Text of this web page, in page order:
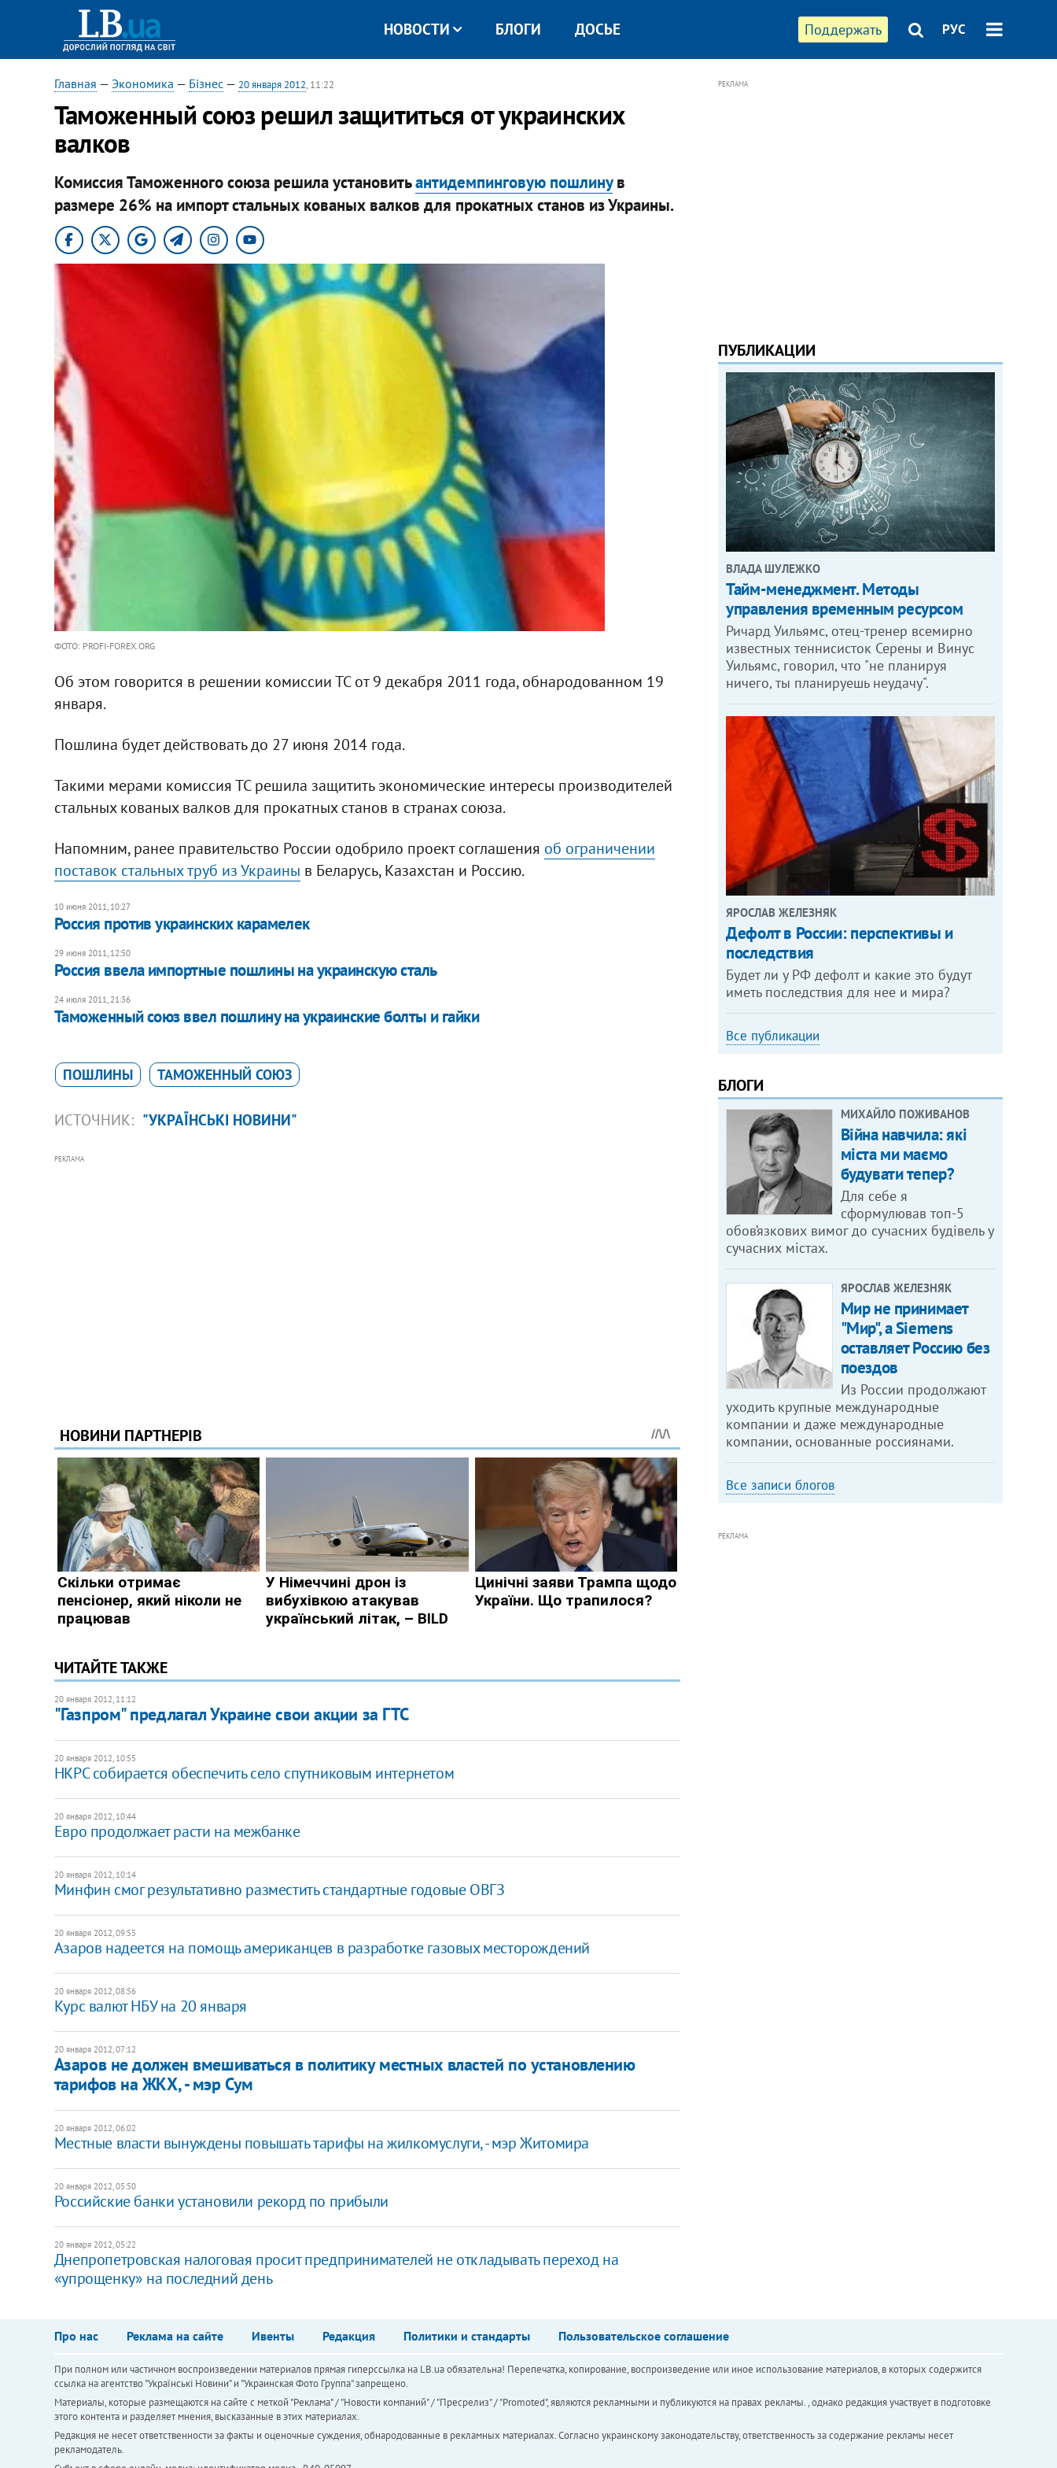
Поддержать РУС
НОВОСТИ БЛОГИ ДОСЬЕ
Главная — Экономика — Бізнес— 20 января 2012, 11:22
Таможенный союз решил защититься от украинских
валков
Комиссия Таможенного союза решила установитьантидемпинговую пошлинув
размере 26% на импорт стальных кованых валков для прокатных станов из Украины.
ФОТО: PROFI-FOREX.ORG
Об этом говорится в решении комиссии ТС от 9 декабря 2011 года, обнародованном 19
января.
Пошлина будет действовать до 27 июня 2014 года.
Такими мерами комиссия ТС решила защитить экономические интересы производителей
стальных кованых валков для прокатных станов в странах союза.
Напомним, ранее правительство России одобрило проект соглашения об ограничении
поставок стальных труб из Украины в Беларусь, Казахстан и Россию.
10 июня 2011, 10:27
Россия против украинских карамелек
29 июня 2011, 12:50
Россия ввела импортные пошлины на украинскую сталь
24 июля 2011, 21:36
Таможенный союз ввел пошлину на украинские болты и гайки
ПОШЛИНЫ ТАМОЖЕННЫЙ СОЮЗ
ИСТОЧНИК: "УКРАЇНСЬКІ НОВИНИ"
РЕКЛАМА
ЧИТАЙТЕ ТАКЖЕ
20 января 2012, 11:12
"Газпром" предлагал Украине свои акции за ГТС
20 января 2012, 10:55
НКРС собирается обеспечить село спутниковым интернетом
20 января 2012, 10:44
Евро продолжает расти на межбанке
20 января 2012, 10:14
Минфин смог результативно разместить стандартные годовые ОВГЗ
20 января 2012, 09:55
Азаров надеется на помощь американцев в разработке газовых месторождений
20 января 2012, 08:56
Курс валют НБУ на 20 января
20 января 2012, 07:12
Азаров не должен вмешиваться в политику местных властей по установлению
тарифов на ЖКХ, - мэр Сум
20 января 2012, 06:02
Местные власти вынуждены повышать тарифы на жилкомуслуги, - мэр Житомира
20 января 2012, 05:50
Российские банки установили рекорд по прибыли
20 января 2012, 05:22
Днепропетровская налоговая просит предпринимателей не откладывать переход на
«упрощенку» на последний день
РЕКЛАМА
ПУБЛИКАЦИИ
ВЛАДА ШУЛЕЖКО
Тайм-менеджмент. Методы
управления временным ресурсом
Ричард Уильямс, отец-тренер всемирно
известных теннисисток Серены и Винус
Уильямс, говорил, что "не планируя
ничего, ты планируешь неудачу".
ЯРОСЛАВ ЖЕЛЕЗНЯК
Дефолт в России: перспективы и
последствия
Будет ли у РФ дефолт и какие это будут
иметь последствия для нее и мира?
Все публикации
БЛОГИ
МИХАЙЛО ПОЖИВАНОВ
Війна навчила: які
міста ми маємо
будувати тепер?
Для себе я
сформулював топ-5
обов’язкових вимог до сучасних будівель у
сучасних містах.
ЯРОСЛАВ ЖЕЛЕЗНЯК
Мир не принимает
"Мир", а Siemens
оставляет Россию без
поездов
Из России продолжают
уходить крупные международные
компании и даже международные
компании, основанные россиянами.
Все записи блогов
РЕКЛАМА
Про нас Реклама на сайте Ивенты Редакция Политики и стандарты Пользовательское соглашение
При полном или частичном воспроизведении материалов прямая гиперссылка на LB.ua обязательна! Перепечатка, копирование, воспроизведение или иное использование материалов, в которых содержится
ссылка на агентство "Українськi Новини" и "Украинская Фото Группа" запрещено.
Материалы, которые размещаются на сайте с меткой "Реклама" / "Новости компаний" / "Пресрелиз" / "Promoted", являются рекламными и публикуются на правах рекламы. , однако редакция участвует в подготовке
этого контента и разделяет мнения, высказанные в этих материалах.
Редакция не несет ответственности за факты и оценочные суждения, обнародованные в рекламных материалах. Согласно украинскому законодательству, ответственность за содержание рекламы несет
рекламодатель.